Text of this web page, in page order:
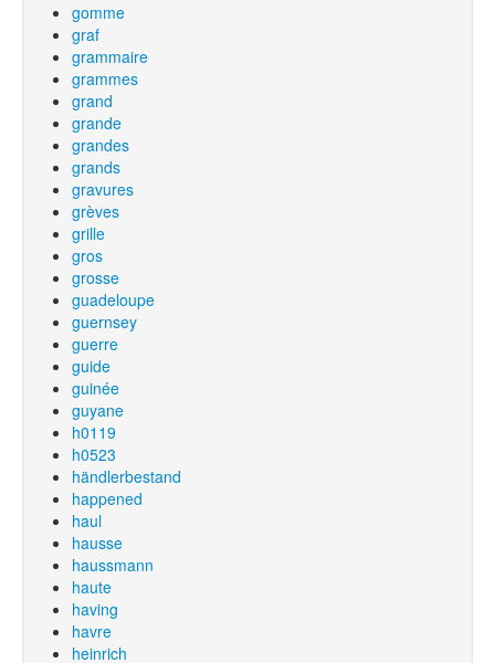
gomme
graf
grammaire
grammes
grand
grande
grandes
grands
gravures
grèves
grille
gros
grosse
guadeloupe
guernsey
guerre
guide
guinée
guyane
h0119
h0523
händlerbestand
happened
haul
hausse
haussmann
haute
having
havre
heinrich